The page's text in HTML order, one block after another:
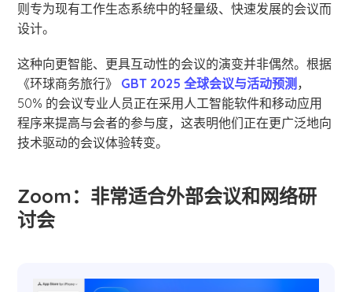
则专为现有工作生态系统中的轻量级、快速发展的会议而
设计。
这种向更智能、更具互动性的会议的演变并非偶然。根据
《环球商务旅行》 GBT 2025 全球会议与活动预测 ，
50% 的会议专业人员正在采用人工智能软件和移动应用
程序来提高与会者的参与度，这表明他们正在更广泛地向
技术驱动的会议体验转变。
Zoom：非常适合外部会议和网络研
讨会